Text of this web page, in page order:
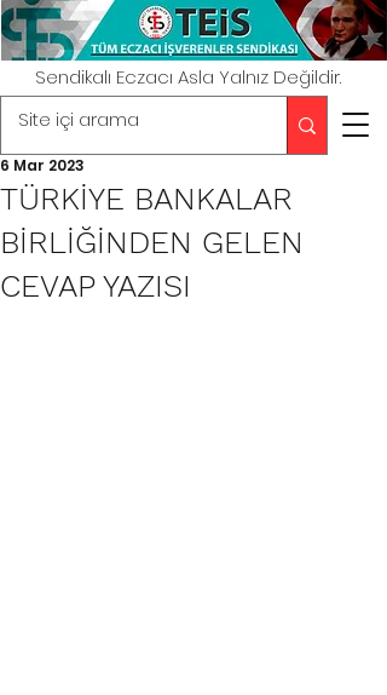
Sendikalı Eczacı Asla Yalnız Değildir.
TÜRKİYE BANKALAR
BİRLİĞİNDEN GELEN
CEVAP YAZISI
6 Mar 2023